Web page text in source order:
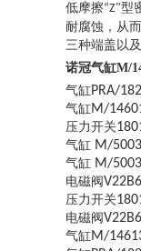
低摩擦“Z"型
耐腐蚀，从
三种端盖以
诺冠气缸M/
气缸PRA/
气缸M/
压力开关
气缸 M/
气缸 M/
电磁阀
压力开关
电磁阀
气缸M/